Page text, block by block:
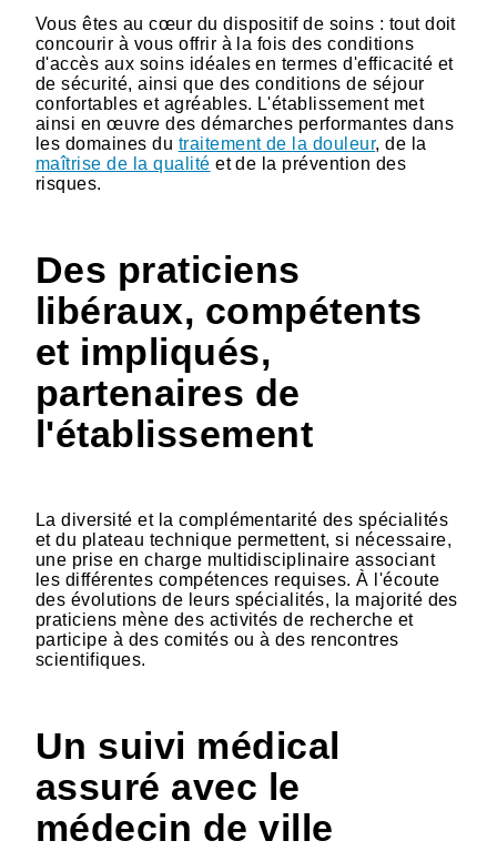
Vous êtes au cœur du dispositif de soins : tout doit
concourir à vous offrir à la fois des conditions
d'accès aux soins idéales en termes d'efficacité et
de sécurité, ainsi que des conditions de séjour
confortables et agréables. L'établissement met
ainsi en œuvre des démarches performantes dans
les domaines du traitement de la douleur, de la
maîtrise de la qualité et de la prévention des
risques.
Des praticiens
libéraux, compétents
et impliqués,
partenaires de
l'établissement
La diversité et la complémentarité des spécialités
et du plateau technique permettent, si nécessaire,
une prise en charge multidisciplinaire associant
les différentes compétences requises. À l'écoute
des évolutions de leurs spécialités, la majorité des
praticiens mène des activités de recherche et
participe à des comités ou à des rencontres
scientifiques.
Un suivi médical
assuré avec le
médecin de ville